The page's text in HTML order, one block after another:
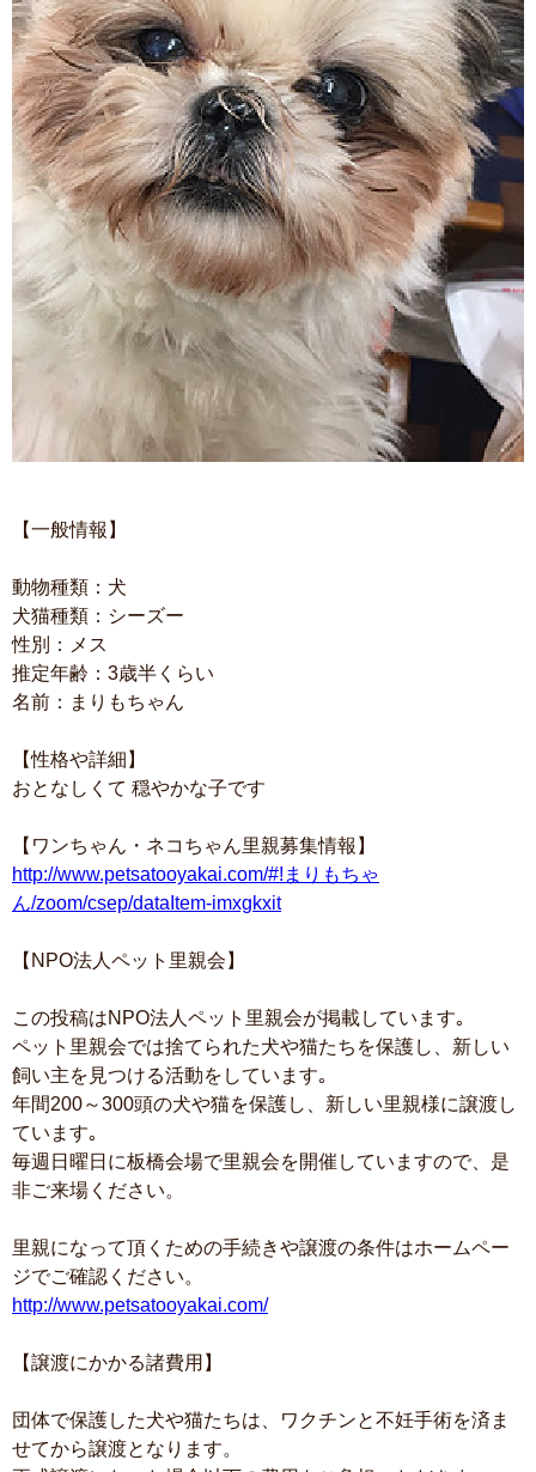
【一般情報】
動物種類：犬
犬猫種類：シーズー
性別：メス
推定年齢：3歳半くらい
名前：まりもちゃん
【性格や詳細】
おとなしくて 穏やかな子です
【ワンちゃん・ネコちゃん里親募集情報】
http://www.petsatooyakai.com/#!まりもちゃ
ん/zoom/csep/dataItem-imxgkxit
【NPO法人ペット里親会】
この投稿はNPO法人ペット里親会が掲載しています｡
ペット里親会では捨てられた犬や猫たちを保護し、新しい
飼い主を見つける活動をしています｡
年間200～300頭の犬や猫を保護し、新しい里親様に譲渡し
ています｡
毎週日曜日に板橋会場で里親会を開催していますので、是
非ご来場ください。
里親になって頂くための手続きや譲渡の条件はホームペー
ジでご確認ください。
http://www.petsatooyakai.com/
【譲渡にかかる諸費用】
団体で保護した犬や猫たちは、ワクチンと不妊手術を済ま
せてから譲渡となります。